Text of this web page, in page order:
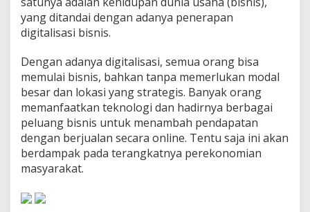
g
i
l
i
s
a
s
i
i
s
yang ditandai dengan adanya penerapan
digitalisasi bisnis.
Dengan adanya digitalisasi, semua orang bisa
memulai bisnis, bahkan tanpa memerlukan modal
besar dan lokasi yang strategis. Banyak orang
memanfaatkan teknologi dan hadirnya berbagai
peluang bisnis untuk menambah pendapatan
dengan berjualan secara online. Tentu saja ini akan
berdampak pada terangkatnya perekonomian
masyarakat.